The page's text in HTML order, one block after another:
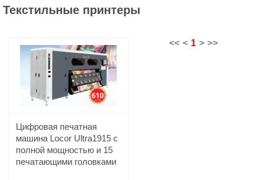
Текстильные принтеры
Цифровая печатная
машина Locor Ultra1915 с
полной мощностью и 15
печатающими головками
<< < 1 > >>